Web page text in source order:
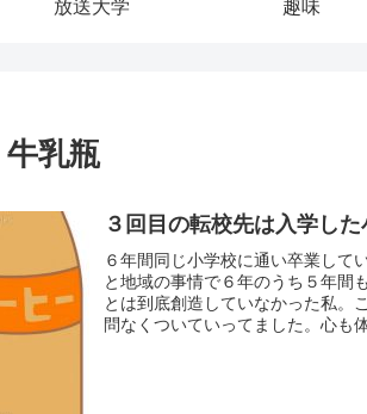
放送大学 趣味
乳瓶
３回目の転校先は入学し
６年間同じ小学校に通い卒業して
と地域の事情で６年のうち５年間
とは到底創造していなかった私。
問なくついていってました。心も体